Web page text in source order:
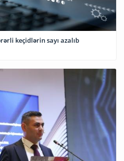
keçidlərin sayı azalıb